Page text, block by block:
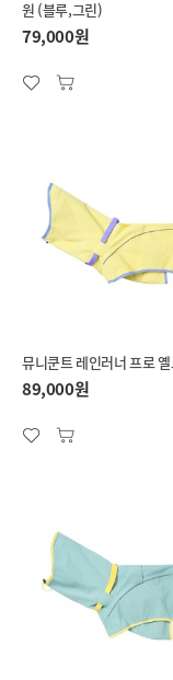
원 (블루,그린)
79,000원
뮤니쿤트 레인러너 프로
89,000원